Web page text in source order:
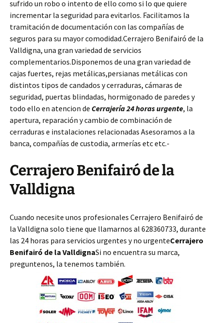
sufrido un robo o intento de ello como si lo que quiere
incrementar la seguridad para evitarlos. Facilitamos la
tramitación de documentación con las compañías de
seguros para su mayor comodidad.Cerrajero Benifairó de la
Valldigna, una gran variedad de servicios
complementarios.Disponemos de una gran variedad de
cajas fuertes, rejas metálicas,persianas metálicas con
distintos tipos de candados y cerraduras, cámaras de
seguridad, puertas blindadas, hormigonado de paredes y
todo ello en atencion de Cerrajería 24 horas urgente, la
apertura, reparación y cambio de combinación de
cerraduras e instalaciones relacionadas Asesoramos a la
banca, compañías de custodia, armerías etc etc.-
Cerrajero Benifairó de la
Valldigna
Cuando necesite unos profesionales Cerrajero Benifairó de
la Valldigna solo tiene que llamarnos al 628360733, durante
las 24 horas para servicios urgentes y no urgenteCerrajero
Benifairó de la ValldignaSi no encuentra su marca,
preguntenos, la tenemos también.